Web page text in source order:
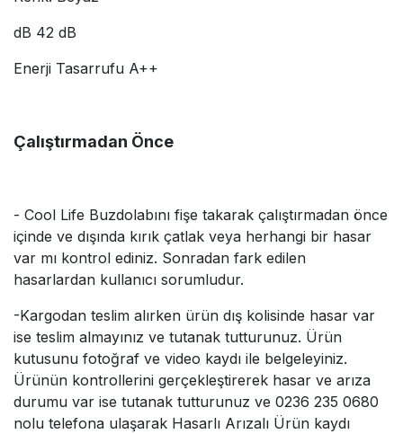
dB 42 dB
Enerji Tasarrufu A++
Çalıştırmadan Önce
- Cool Life Buzdolabını fişe takarak çalıştırmadan önce
içinde ve dışında kırık çatlak veya herhangi bir hasar
var mı kontrol ediniz. Sonradan fark edilen
hasarlardan kullanıcı sorumludur.
-Kargodan teslim alırken ürün dış kolisinde hasar var
ise teslim almayınız ve tutanak tutturunuz. Ürün
kutusunu fotoğraf ve video kaydı ile belgeleyiniz.
Ürünün kontrollerini gerçekleştirerek hasar ve arıza
durumu var ise tutanak tutturunuz ve 0236 235 0680
nolu telefona ulaşarak Hasarlı Arızalı Ürün kaydı